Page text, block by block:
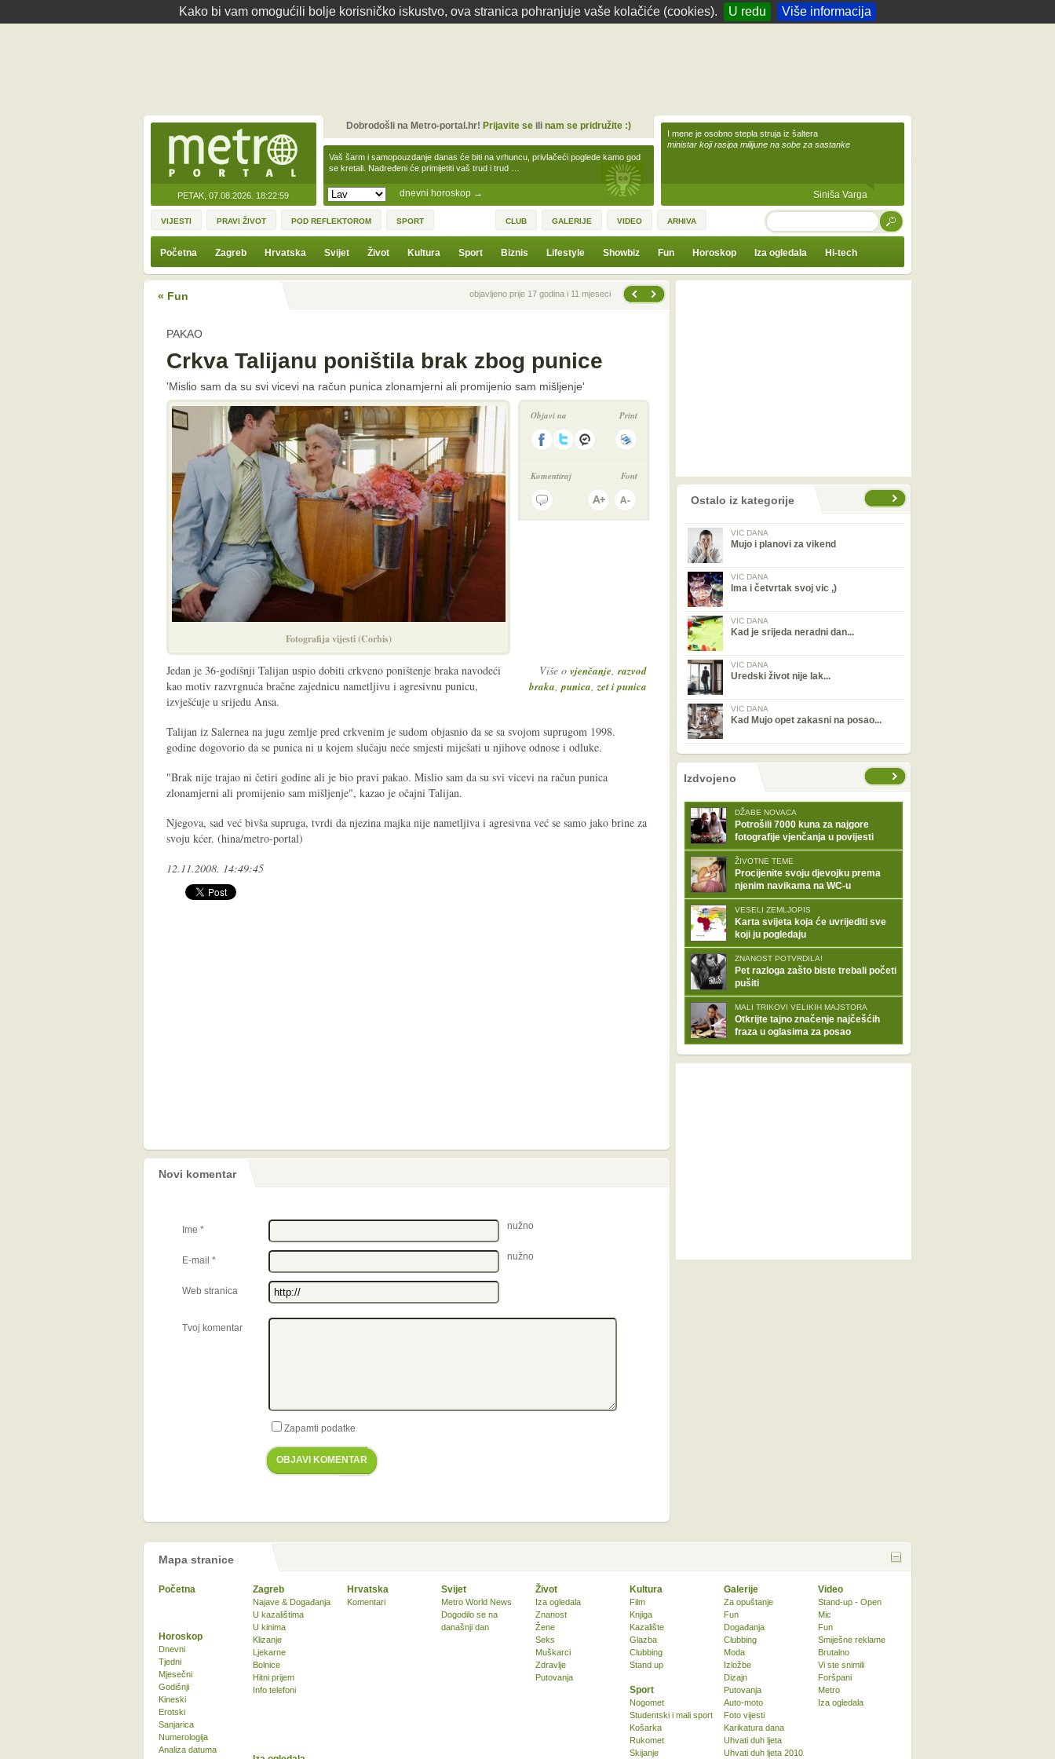
Kako bi vam omogućili bolje korisničko iskustvo, ova stranica pohranjuje vaše kolačiće (cookies). U redu Više informacija
PETAK, 07.08.2026. 18:22:59 dnevni horoskop →
Vaš šarm i samopouzdanje danas će biti na vrhuncu, privlačeći poglede kamo god
se kretali. Nadređeni će primijetiti vaš trud i trud …
Dobrodošli na Metro-portal.hr! Prijavite seili nam se pridružite :)
I mene je osobno stepla struja iz šaltera
ministar koji rasipa milijune na sobe za sastanke
Siniša Varga
VIJESTI PRAVI ŽIVOT POD REFLEKTOROM SPORT CLUB GALERIJE VIDEO ARHIVA TRAŽI
Početna Zagreb Hrvatska Svijet Život Kultura Sport Biznis Lifestyle Showbiz Fun Horoskop Iza ogledala Hi-tech
« Fun Prethodna vijestobjavljeno prije 17 godina i 11 mjeseci
PAKAO
Crkva Talijanu poništila brak zbog punice
'Mislio sam da su svi vicevi na račun punica zlonamjerni ali promijenio sam mišljenje'
Fotografija vijesti (Corbis)
Objavi na Print
Komentiraj Font
Više o vjenčanje,razvod
braka,punica,zet i punica
Jedan je 36-godišnji Talijan uspio dobiti crkveno poništenje braka navodeći
kao motiv razvrgnuća bračne zajednicu nametljivu i agresivnu punicu,
izvješćuje u srijedu Ansa.
Talijan iz Salernea na jugu zemlje pred crkvenim je sudom objasnio da se sa svojom suprugom 1998.
godine dogovorio da se punica ni u kojem slučaju neće smjesti miješati u njihove odnose i odluke.
"Brak nije trajao ni četiri godine ali je bio pravi pakao. Mislio sam da su svi vicevi na račun punica
zlonamjerni ali promijenio sam mišljenje", kazao je očajni Talijan.
Njegova, sad već bivša supruga, tvrdi da njezina majka nije nametljiva i agresivna već se samo jako brine za
svoju kćer. (hina/metro-portal)
12.11.2008. 14:49:45
Novi komentar
Ime * nužno
E-mail * nužno
Web stranica
Tvoj komentar
Zapamti podatke
OBJAVI KOMENTAR
prethodno Ostalo iz kategorije
VIC DANA
Mujo i planovi za vikend
VIC DANA
Ima i četvrtak svoj vic ,)
VIC DANA
Kad je srijeda neradni dan...
VIC DANA
Uredski život nije lak...
VIC DANA
Kad Mujo opet zakasni na posao...
nema prethodne stranice
sljedećeIzdvojeno
DŽABE NOVACA
Potrošili 7000 kuna za najgore
fotografije vjenčanja u povijesti
ŽIVOTNE TEME
Procijenite svoju djevojku prema
njenim navikama na WC-u
VESELI ZEMLJOPIS
Karta svijeta koja će uvrijediti sve
koji ju pogledaju
ZNANOST POTVRDILA!
Pet razloga zašto biste trebali početi
pušiti
MALI TRIKOVI VELIKIH MAJSTORA
Otkrijte tajno značenje najčešćih
fraza u oglasima za posao
Mapa stranice
Početna Zagreb
Najave & Događanja
U kazalištima
U kinima
Klizanje
Ljekarne
Bolnice
Hitni prijem
Info telefoni
Hrvatska
Komentari
Svijet
Metro World News
Dogodilo se na
današnji dan
Život
Iza ogledala
Znanost
Žene
Seks
Muškarci
Zdravlje
Putovanja
Kultura
Film
Knjiga
Kazalište
Glazba
Clubbing
Stand up
Sport
Nogomet
Studentski i mali sport
Košarka
Rukomet
Skijanje
Horoskop
Dnevni
Tjedni
Mjesečni
Godišnji
Kineski
Erotski
Sanjarica
Numerologija
Analiza datuma
Galerije
Za opuštanje
Fun
Događanja
Clubbing
Moda
Izložbe
Dizajn
Putovanja
Auto-moto
Foto vijesti
Karikatura dana
Uhvati duh ljeta
Uhvati duh ljeta 2010
Video
Stand-up - Open
Mic
Fun
Smiješne reklame
Brutalno
Vi ste snimili
Foršpani
Metro
Iza ogledala